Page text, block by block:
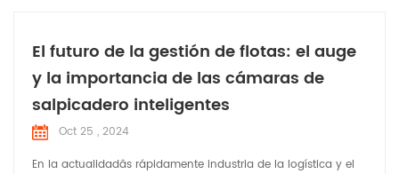
El futuro de la gestión de flotas: el auge
y la importancia de las cámaras de
salpicadero inteligentes
Oct 25 , 2024
En la actualidadâs rápidamente industria de la logística y el